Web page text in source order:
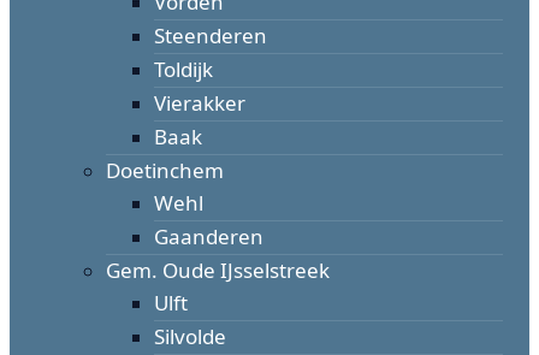
Steenderen
Toldijk
Vierakker
Baak
Doetinchem
Wehl
Gaanderen
Gem. Oude IJsselstreek
Ulft
Silvolde